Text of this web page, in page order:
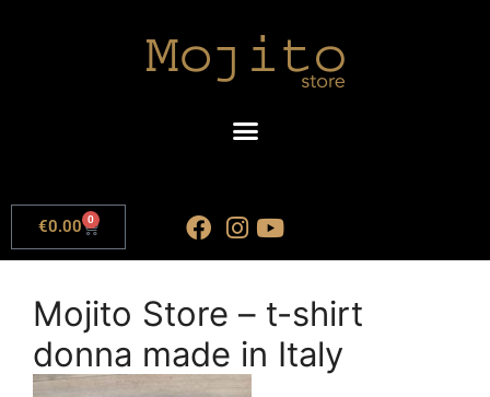
€0.00 0
Mojito Store – t-shirt
donna made in Italy